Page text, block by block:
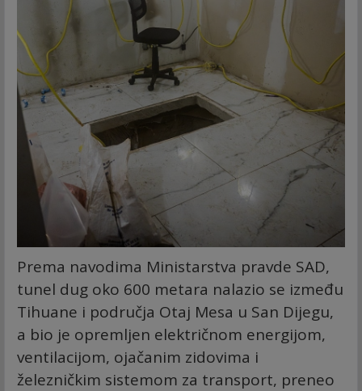
Prema navodima Ministarstva pravde SAD,
tunel dug oko 600 metara nalazio se između
Tihuane i područja Otaj Mesa u San Dijegu,
a bio je opremljen električnom energijom,
ventilacijom, ojačanim zidovima i
železničkim sistemom za transport, preneo